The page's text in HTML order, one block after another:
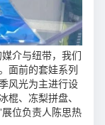
介与纽带，我们
面前的套娃系列
风光为主进行设
棍、冻梨拼盘、
位负责人陈思热